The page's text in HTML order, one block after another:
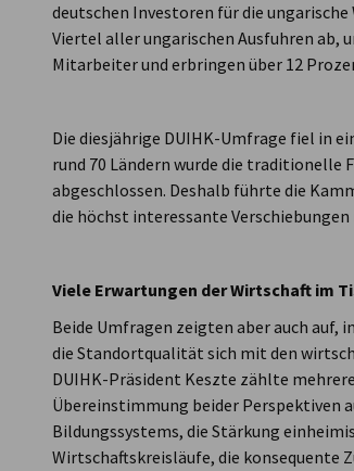
zum vorherigen Bild
zum nächsten Bild
deutschen Investoren für die
Viertel aller ungarischen Ausfuhren ab,
Mitarbeiter und erbringen über 12
Die diesjährige DUIHK-Umfrage fiel in
rund 70 Ländern wurde die traditionelle
abgeschlossen. Deshalb führte die
die höchst interessante
Viele Erwartungen der Wirtschaft im
Beide Umfragen zeigten aber auch auf,
die Standortqualität sich mit den
DUIHK-Präsident Keszte zählte
Übereinstimmung beider Perspektiven
Bildungssystems, die Stärkung
Wirtschaftskreisläufe, die konsequente